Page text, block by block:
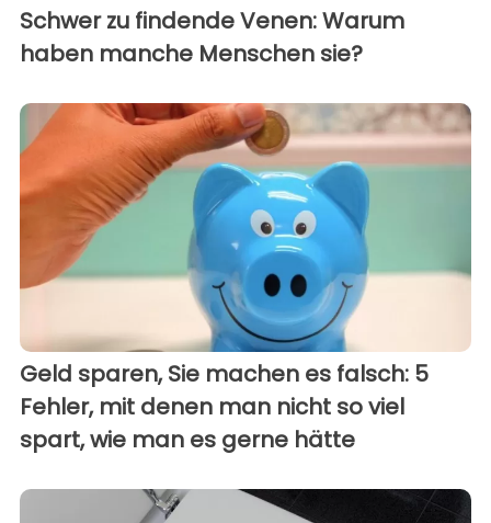
Schwer zu findende Venen: Warum
haben manche Menschen sie?
Geld sparen, Sie machen es falsch: 5
Fehler, mit denen man nicht so viel
spart, wie man es gerne hätte